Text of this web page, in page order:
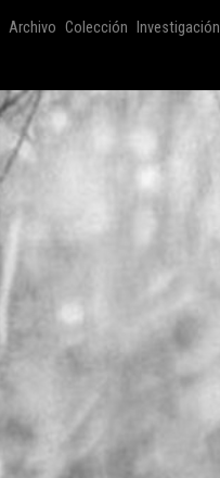
Archivo Colección Investigación